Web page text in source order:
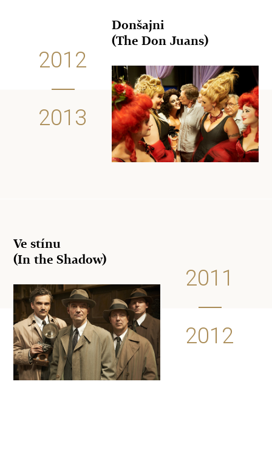
Donšajni
(The Don Juans)
2012
2013
Ve stínu
(In the Shadow)
2011
2012